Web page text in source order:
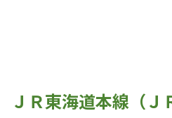
ＪＲ東海道本線（Ｊ